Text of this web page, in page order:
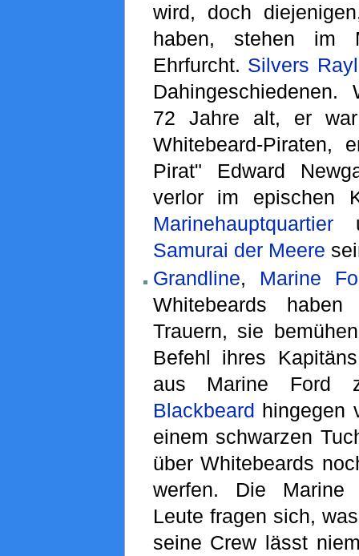
wird, doch
haben, stehen im
Ehrfurcht. Silvers
Dahingeschiedenen.
72 Jahre alt, er
Whitebeard-Piraten,
Pirat" Edward
verlor im epischen
Marinehauptquartier
Samurai der Meere
Grandline, Marine
Whitebeards
Trauern, sie
Befehl ihres
aus Marine Ford
Blackbeard hingegen
einem schwarzen
über Whitebeards
werfen. Die Marine
Leute fragen sich,
seine Crew lässt